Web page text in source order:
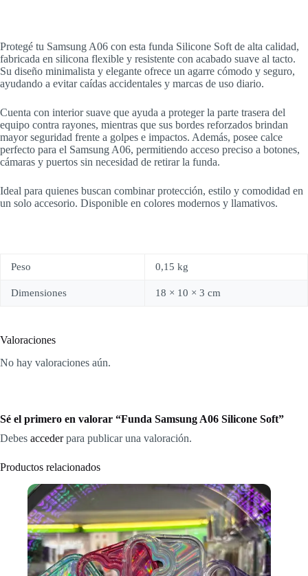
Protegé tu Samsung A06 con esta funda Silicone Soft de alta calidad,
fabricada en silicona flexible y resistente con acabado suave al tacto.
Su diseño minimalista y elegante ofrece un agarre cómodo y seguro,
ayudando a evitar caídas accidentales y marcas de uso diario.
Cuenta con interior suave que ayuda a proteger la parte trasera del
equipo contra rayones, mientras que sus bordes reforzados brindan
mayor seguridad frente a golpes e impactos. Además, posee calce
perfecto para el Samsung A06, permitiendo acceso preciso a botones,
cámaras y puertos sin necesidad de retirar la funda.
Ideal para quienes buscan combinar protección, estilo y comodidad en
un solo accesorio. Disponible en colores modernos y llamativos.
Peso 0,15 kg
Dimensiones 18 × 10 × 3 cm
Valoraciones
No hay valoraciones aún.
Sé el primero en valorar “Funda Samsung A06 Silicone Soft”
Debes accederpara publicar una valoración.
Productos relacionados